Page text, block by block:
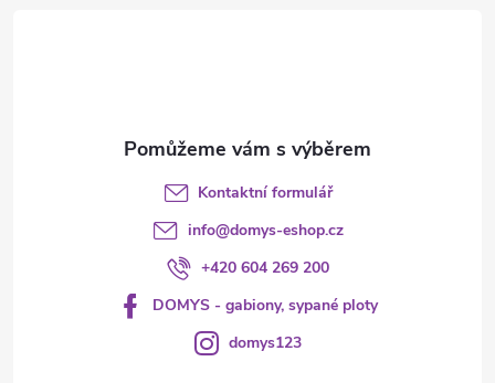
Kontaktní formulář
info@domys-eshop.cz
+420 604 269 200
DOMYS - gabiony, sypané ploty
domys123